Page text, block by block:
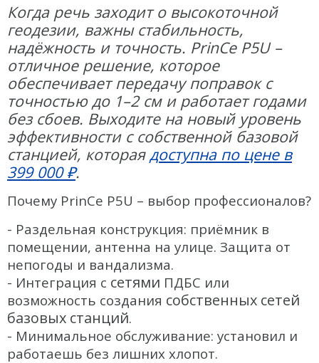
Интерферометрические радары
БПЛА
Аэрофотокамеры
Геоскан
DJI
InnoSpector
Гидрография
БПВА
ОЛЭ
МЛЭ
ADCP
ГБО
Датчик качества воды
Когда речь заходит о высокоточной
геодезии, важны стабильность,
надёжность и точность. PrinCe P5U –
отличное решение, которое
обеспечивает передачу поправок с
точностью до 1–2 см и работает годами
без сбоев. Выходите на новый уровень
эффективности с собственной базовой
станцией, котораядоступна по цене в
399 000 ₽.
Почему PrinCe P5U – выбор профессионалов?
- Раздельная конструкция: приёмник в
помещении, антенна на улице. Защита от
непогоды и вандализма.
- Интеграция с сетями ПДБС или
возможность создания собственных сетей
базовых станций.
- Минимальное обслуживание: установил и
работаешь без лишних хлопот.